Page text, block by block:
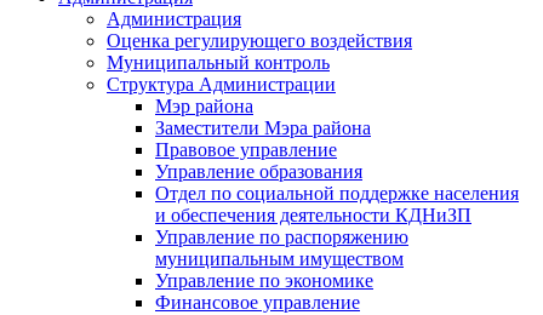
Администрация
Оценка регулирующего воздействия
Муниципальный контроль
Структура Администрации
Мэр района
Заместители Мэра района
Правовое управление
Управление образования
Отдел по социальной поддержке населения
и обеспечения деятельности КДНиЗП
Управление по распоряжению
муниципальным имуществом
Управление по экономике
Финансовое управление